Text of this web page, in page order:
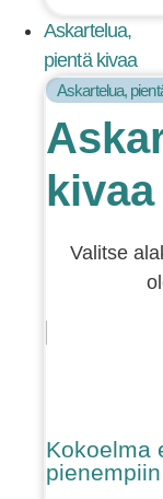
Askartelua,
pientä kivaa
Askartelua,
kivaa
Valitse
Kokoelma